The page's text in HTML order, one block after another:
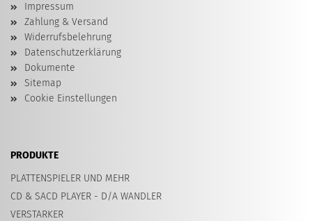
Impressum
Zahlung & Versand
Widerrufsbelehrung
Datenschutzerklärung
Dokumente
Sitemap
Cookie Einstellungen
PRODUKTE
PLATTENSPIELER UND MEHR
CD & SACD PLAYER - D/A WANDLER
VERSTARKER